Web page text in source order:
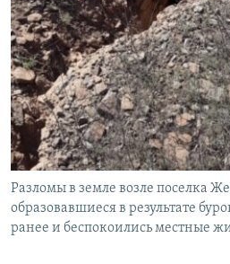
Разломы в земле возле поселка
образовавшиеся в результате
ранее и беспокоились местные